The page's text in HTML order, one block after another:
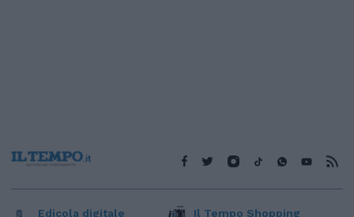
Edicola digitale Il Tempo Shopping